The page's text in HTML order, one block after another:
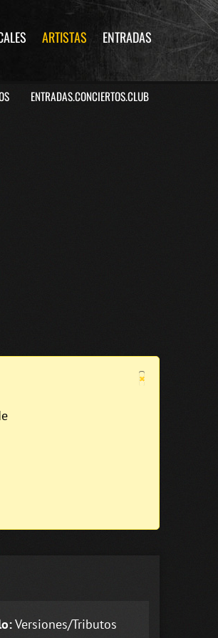
ARTISTAS ENTRADAS
ENTRADAS.CONCIERTOS.CLUB
×
Versiones/Tributos